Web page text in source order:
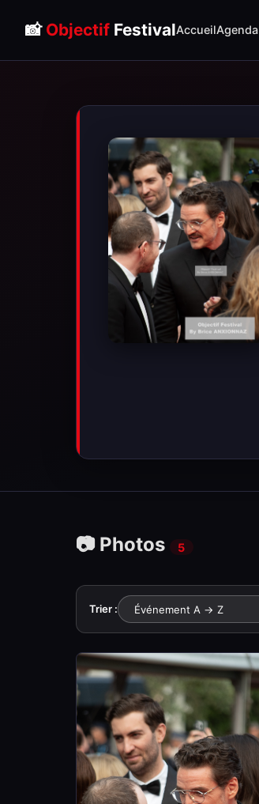
📸 Objectif FestivalAccueilAgenda
📷 Photos 5
Trier :